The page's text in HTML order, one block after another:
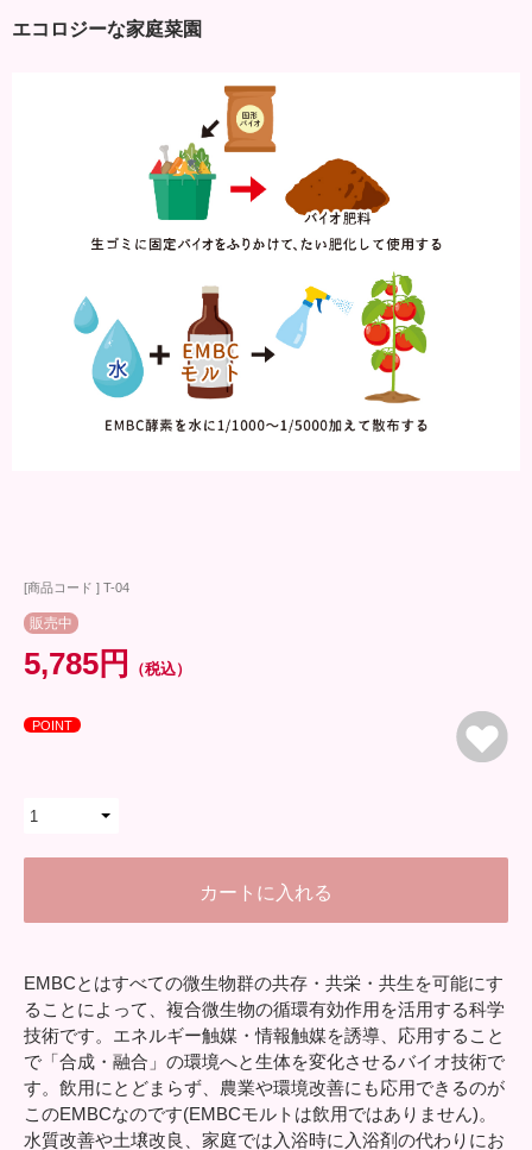
エコロジーな家庭菜園
[商品コード ] T-04
販売中
5,785円 （税込）
POINT
EMBCとはすべての微生物群の共存・共栄・共生を可能にす
ることによって、複合微生物の循環有効作用を活用する科学
技術です。エネルギー触媒・情報触媒を誘導、応用すること
で「合成・融合」の環境へと生体を変化させるバイオ技術で
す。飲用にとどまらず、農業や環境改善にも応用できるのが
このEMBCなのです(EMBCモルトは飲用ではありません)。
水質改善や土壌改良、家庭では入浴時に入浴剤の代わりにお